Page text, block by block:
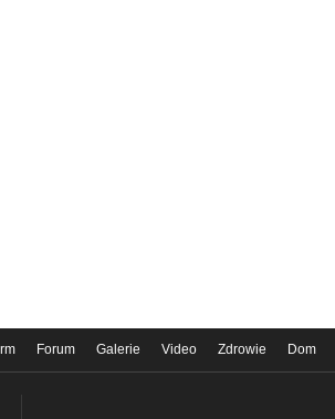
Forum Galerie Video Zdrowie Dom